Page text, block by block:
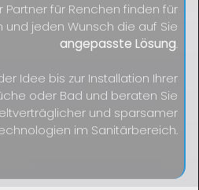
Partner für Renchen finden für
und jeden Wunsch die auf Sie
angepasste Lösung.
Idee bis zur Installation Ihrer
oder Bad und beraten Sie
und sparsamer
im Sanitärbereich.